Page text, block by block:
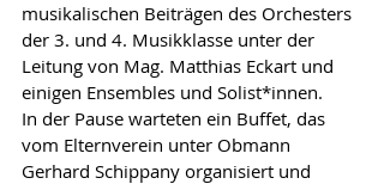
musikalischen Beiträgen des Orchesters
der 3. und 4. Musikklasse unter der
Leitung von Mag. Matthias Eckart und
einigen Ensembles und Solist*innen.
In der Pause warteten ein Buffet, das
vom Elternverein unter Obmann
Gerhard Schippany organisiert und